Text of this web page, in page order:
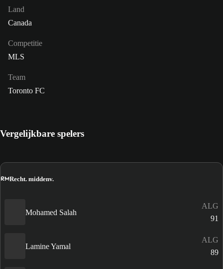
Land
Canada
Competitie
MLS
Team
Toronto FC
Vergelijkbare spelers
RMRecht. middenv.
Mohamed Salah
ALG
91
Lamine Yamal
ALG
89